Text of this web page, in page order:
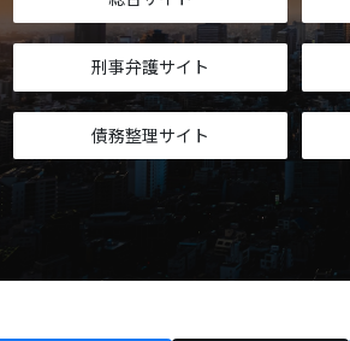
刑事弁護サイト
債務整理サイト